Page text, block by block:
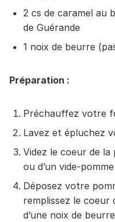
2 cs de caramel au
de Guérande
1 noix de beurre
Préparation :
Préchauffez votre
Lavez et épluchez
Videz le coeur de la
ou d’un vide-
Déposez votre
remplissez le coeur
d’une noix de